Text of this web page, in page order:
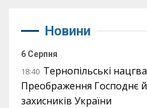
Новини
6 Серпня
18:40 Тернопільські
Преображення Господнє
захисників України